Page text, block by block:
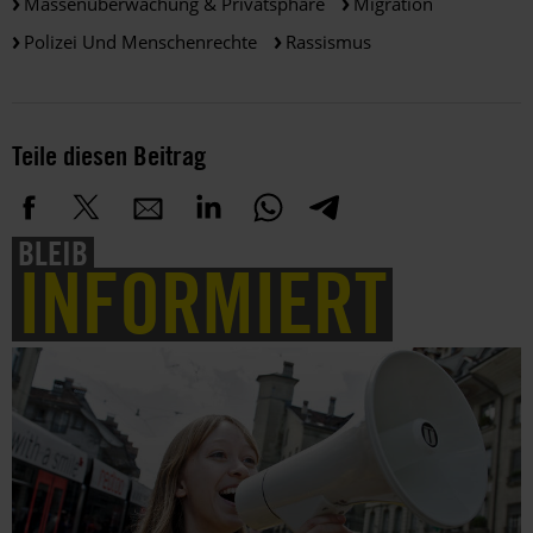
Polizei Und Menschenrechte
Rassismus
Teile diesen Beitrag
BLEIB
INFORMIERT